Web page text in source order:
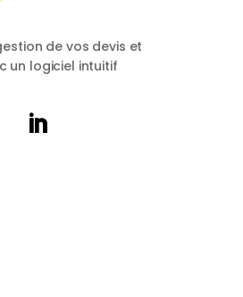
de vos devis et
un logiciel intuitif